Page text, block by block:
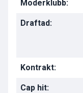
Moderklubb:
Draftad:
Kontrakt:
Cap hit: